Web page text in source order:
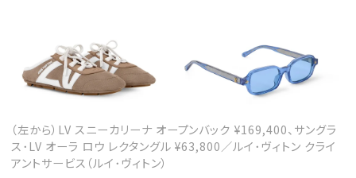
（左から）LV スニーカリーナ オープンバック ¥169,400、サングラ
ス･LV オーラ ロウ レクタングル ¥63,800／ルイ･ヴィトン クライ
アントサービス（ルイ･ヴィトン）